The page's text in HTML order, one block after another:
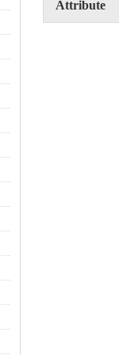
Attribute